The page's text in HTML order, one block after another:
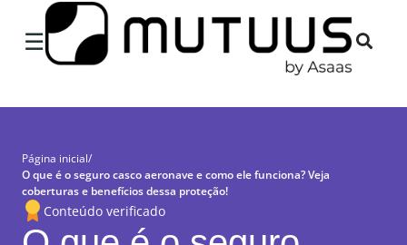
☰
Página inicial/
O que é o seguro casco aeronave e como ele funciona? Veja
coberturas e benefícios dessa proteção!
Conteúdo verificado